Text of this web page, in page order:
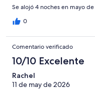
Se alojó 4 noches en mayo
0
Comentario verificado
10/10 Excelente
Rachel
11 de may de 2026